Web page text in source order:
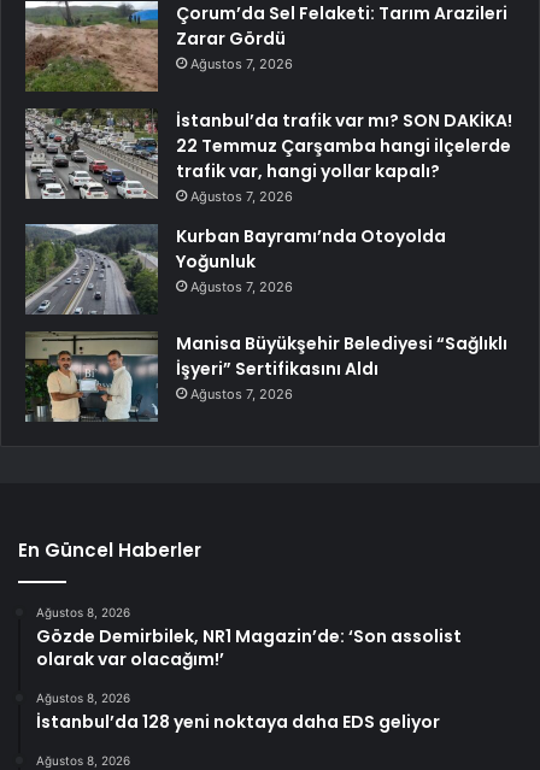
Çorum’da Sel Felaketi: Tarım Arazileri
Zarar Gördü
Ağustos 7, 2026
İstanbul’da trafik var mı? SON DAKİKA!
22 Temmuz Çarşamba hangi ilçelerde
trafik var, hangi yollar kapalı?
Ağustos 7, 2026
Kurban Bayramı’nda Otoyolda
Yoğunluk
Ağustos 7, 2026
Manisa Büyükşehir Belediyesi “Sağlıklı
İşyeri” Sertifikasını Aldı
Ağustos 7, 2026
En Güncel Haberler
Ağustos 8, 2026
Gözde Demirbilek, NR1 Magazin’de: ‘Son assolist
olarak var olacağım!’
Ağustos 8, 2026
İstanbul’da 128 yeni noktaya daha EDS geliyor
Ağustos 8, 2026